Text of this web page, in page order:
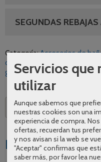
SEGUNDAS
Categoría:Accesorios de
comodidad
oferta
gedy |Comentarios
Descripción
Productos
Servicios que
utilizar
Aunque sabemos que
nuestras cookies son una
experiencia de compra.
ofertas, recuerdan tus
y nos avisan si la web se
"Aceptar" confirmas que
saber más, por favor lea